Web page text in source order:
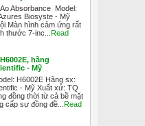
Absorbance Model:
Biosyste - Mỹ
Màn hình cảm ứng rất
thước 7-inc...
Read
hãng
- Mỹ
H6002E Hãng sx:
- Mỹ Xuất xứ: TQ
đồng thời từ cả bề mặt
cấp sự đồng đề...
Read